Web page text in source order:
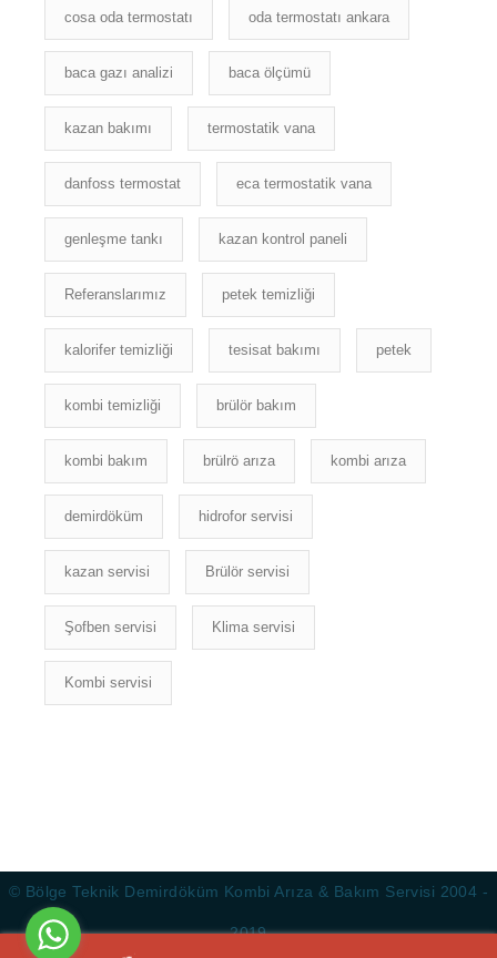
cosa oda termostatı oda termostatı ankara
baca gazı analizi baca ölçümü
kazan bakımı termostatik vana
danfoss termostat eca termostatik vana
genleşme tankı kazan kontrol paneli
Referanslarımız petek temizliği
kalorifer temizliği tesisat bakımı petek
kombi temizliği brülör bakım
kombi bakım brülrö arıza kombi arıza
demirdöküm hidrofor servisi
kazan servisi Brülör servisi
Şofben servisi Klima servisi
Kombi servisi
© Bölge Teknik Demirdöküm Kombi Arıza & Bakım Servisi 2004 -
2019